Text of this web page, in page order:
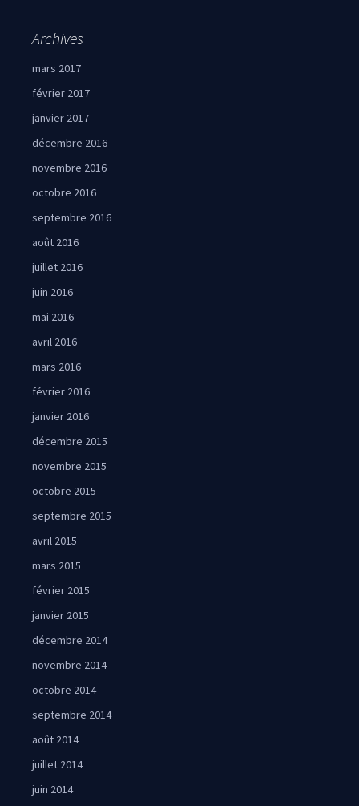
Archives
mars 2017
février 2017
janvier 2017
décembre 2016
novembre 2016
octobre 2016
septembre 2016
août 2016
juillet 2016
juin 2016
mai 2016
avril 2016
mars 2016
février 2016
janvier 2016
décembre 2015
novembre 2015
octobre 2015
septembre 2015
avril 2015
mars 2015
février 2015
janvier 2015
décembre 2014
novembre 2014
octobre 2014
septembre 2014
août 2014
juillet 2014
juin 2014